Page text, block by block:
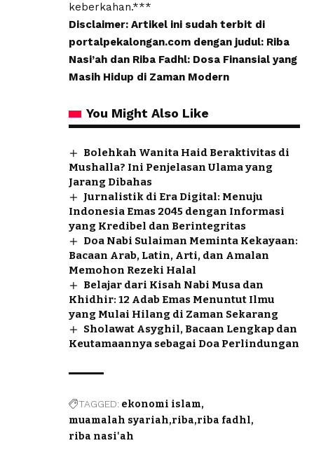
keberkahan.***
Disclaimer: Artikel ini sudah terbit di
portalpekalongan.com dengan judul: Riba
Nasi’ah dan Riba Fadhl: Dosa Finansial yang
Masih Hidup di Zaman Modern
You Might Also Like
Bolehkah Wanita Haid Beraktivitas di
Mushalla? Ini Penjelasan Ulama yang
Jarang Dibahas
Jurnalistik di Era Digital: Menuju
Indonesia Emas 2045 dengan Informasi
yang Kredibel dan Berintegritas
Doa Nabi Sulaiman Meminta Kekayaan:
Bacaan Arab, Latin, Arti, dan Amalan
Memohon Rezeki Halal
Belajar dari Kisah Nabi Musa dan
Khidhir: 12 Adab Emas Menuntut Ilmu
yang Mulai Hilang di Zaman Sekarang
Sholawat Asyghil, Bacaan Lengkap dan
Keutamaannya sebagai Doa Perlindungan
TAGGED: ekonomi islam
muamalah syariah riba riba fadhl
riba nasi'ah